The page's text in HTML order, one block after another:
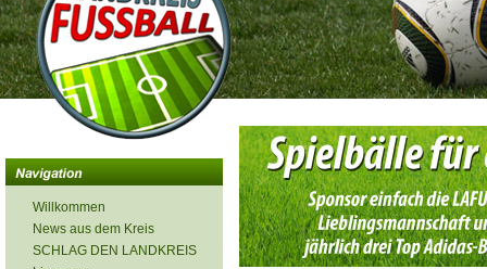
Willkommen
News aus dem Kreis
SCHLAG DEN LANDKREIS